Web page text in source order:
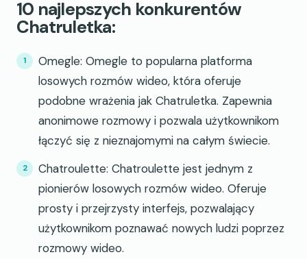
10 najlepszych konkurentów
Chatruletka:
Omegle: Omegle to popularna platforma
losowych rozmów wideo, która oferuje
podobne wrażenia jak Chatruletka. Zapewnia
anonimowe rozmowy i pozwala użytkownikom
łączyć się z nieznajomymi na całym świecie.
Chatroulette: Chatroulette jest jednym z
pionierów losowych rozmów wideo. Oferuje
prosty i przejrzysty interfejs, pozwalający
użytkownikom poznawać nowych ludzi poprzez
rozmowy wideo.